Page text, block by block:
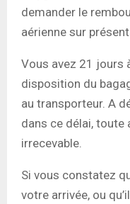
demander le
aérienne sur
Vous avez 21 jours
disposition du
au transporteur. A
dans ce délai,
irrecevable.
Si vous constatez
votre arrivée, ou